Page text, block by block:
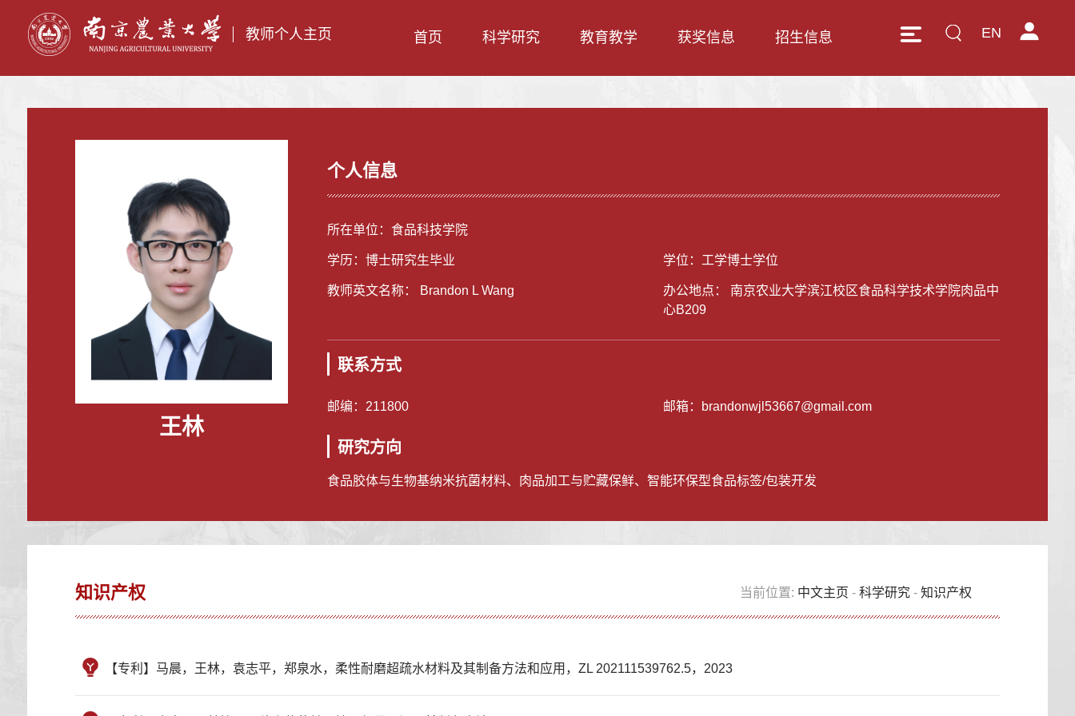
教师个人主页 EN
首页 科学研究 教育教学 获奖信息 招生信息
王林
个人信息
所在单位：食品科技学院
学历：博士研究生毕业 学位：工学博士学位
教师英文名称： Brandon L Wang
办公地点： 南京农业大学滨江校区食品科学技术学院肉品中
心B209
联系方式
邮编： 211800 邮箱： brandonwjl53667@gmail.com
研究方向
食品胶体与生物基纳米抗菌材料、肉品加工与贮藏保鲜、智能环保型食品标签/包装开发
知识产权 当前位置: 中文主页 -科学研究 -知识产权
【专利】马晨，王林，袁志平，郑泉水，柔性耐磨超疏水材料及其制备方法和应用，ZL 202111539762.5，2023